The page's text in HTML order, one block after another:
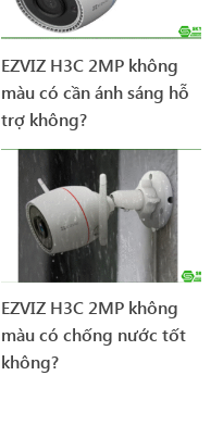
EZVIZ H3C 2MP không
màu có cần ánh sáng hỗ
trợ không?
EZVIZ H3C 2MP không
màu có chống nước tốt
không?